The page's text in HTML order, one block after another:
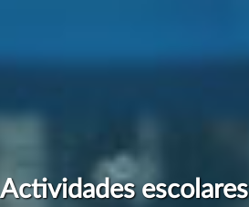
Actividades escolares